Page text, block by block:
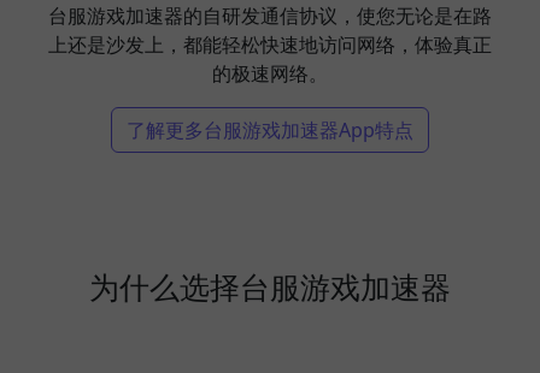
台服游戏加速器的自研发通信协议，使您无论是在路
上还是沙发上，都能轻松快速地访问网络，体验真正
的极速网络。
了解更多台服游戏加速器App特点
为什么选择台服游戏加速器